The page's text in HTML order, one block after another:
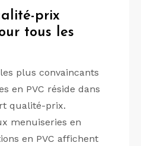
prix
tous les
plus convaincants
en PVC réside dans
qualité-prix.
menuiseries en
en PVC affichent